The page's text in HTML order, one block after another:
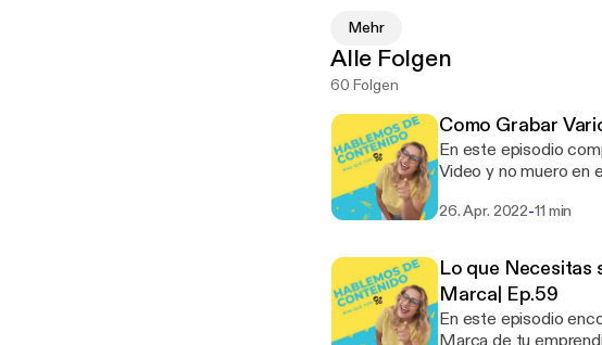
𝐦𝐚́𝐬. 🚀⁣
𝐃𝐀𝐋𝐄 𝐏𝐋𝐀𝐘! 🎧Que comience
Nos consigues en las redes
likeapropr.com
Mehr
Alle Folgen
60 Folgen
Como Grabar
En este episodio
Video y no muero en
Newsletter: Aquí
[https://
mas información puedes accesar estos
🚀 Servicios [https://
[https://www.instagram.com/
26. Apr. 2022-11 min
Lo que Necesitas
Marca| Ep.59
En este episodio
Marca de tu